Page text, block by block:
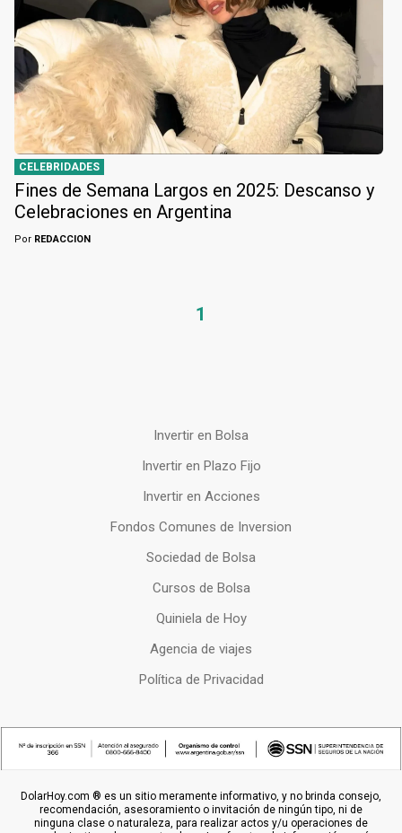
CELEBRIDADES
Fines de Semana Largos en 2025: Descanso y
Celebraciones en Argentina
Por REDACCION
1
Invertir en Bolsa
Invertir en Plazo Fijo
Invertir en Acciones
Fondos Comunes de Inversion
Sociedad de Bolsa
Cursos de Bolsa
Quiniela de Hoy
Agencia de viajes
Política de Privacidad
DolarHoy.com ® es un sitio meramente informativo, y no brinda consejo,
recomendación, asesoramiento o invitación de ningún tipo, ni de
ninguna clase o naturaleza, para realizar actos y/u operaciones de